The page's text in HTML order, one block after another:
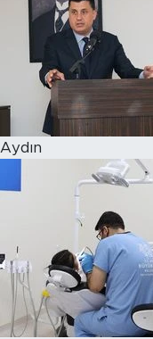
Aydın